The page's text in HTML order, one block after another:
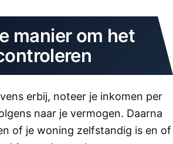
manier om het
erbij, noteer je inkomen per
naar je vermogen. Daarna
of je woning zelfstandig is en of